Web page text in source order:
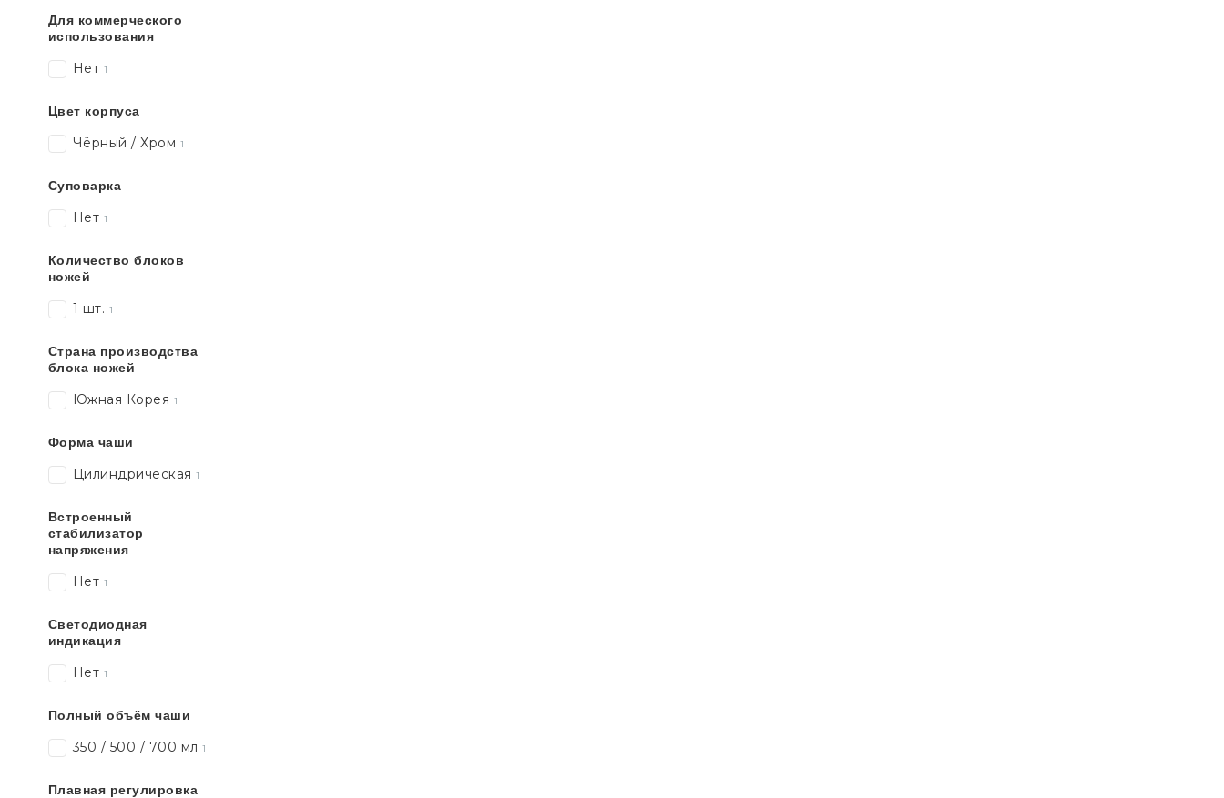
Для коммерческого
использования
Нет 1
Цвет корпуса
Чёрный / Хром 1
Суповарка
Нет 1
Количество блоков
ножей
1 шт. 1
Страна производства
блока ножей
Южная Корея 1
Форма чаши
Цилиндрическая 1
Встроенный
стабилизатор
напряжения
Нет 1
Светодиодная
индикация
Нет 1
Полный объём чаши
350 / 500 / 700 мл 1
Плавная регулировка